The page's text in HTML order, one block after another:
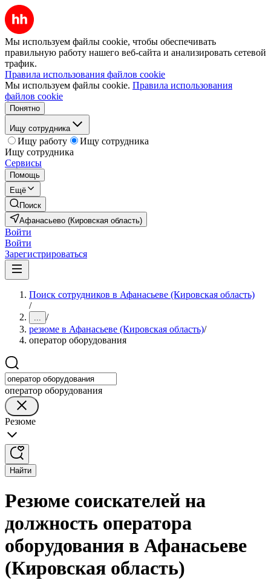
Мы используем файлы cookie, чтобы обеспечивать
правильную работу нашего веб-сайта и анализировать сетевой
трафик.
Правила использования файлов cookie
Мы используем файлы cookie. Правила использования
файлов cookie
Понятно
Ищу сотрудника
Ищу работу
Ищу сотрудника
Ищу сотрудника
Сервисы
Помощь
Ещё
Поиск
Афанасьево (Кировская область)
Войти
Войти
Зарегистрироваться
Поиск сотрудников в Афанасьеве (Кировская область)
/
... /
резюме в Афанасьеве (Кировская область)/
оператор оборудования
оператор оборудования
Резюме
Найти
Резюме соискателей на
должность оператора
оборудования в Афанасьеве
(Кировская область)